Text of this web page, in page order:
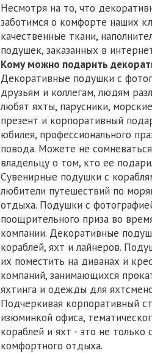
Несмотря на то, что
заботимся о комфорте наших
качественные ткани,
подушек, заказанных в
Кому можно подарить
Декоративные подушки с
друзьям и коллегам, людям
любят яхты, парусники,
презент и корпоративный
юбилея, профессионального
повода. Можете не
владельцу о том, кто ее
Сувенирные подушки с
любители путешествий по
отдыха. Подушки с
поощрительного приза во
компании. Декоративные
кораблей, яхт и лайнеров.
их поместить на диванах и
компаний, занимающихся
яхтинга и одежды для
Подчеркивая корпоративный
изюминкой офиса,
кораблей и яхт - это не
комфортного отдыха.